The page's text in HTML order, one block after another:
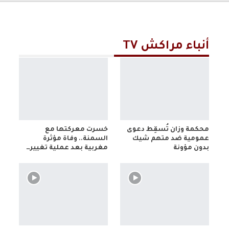
أنباء مراكش TV
محكمة وزان تُسقِط دعوى
عمومية ضد متهم شيك
بدون مؤونة
خسرت معركتها مع
السمنة.. وفاة مؤثرة
مغربية بعد عملية تغيير…